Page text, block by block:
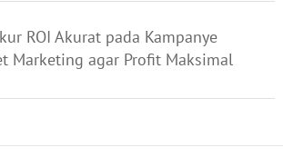
ROI Akurat pada Kampanye
Marketing agar Profit Maksimal